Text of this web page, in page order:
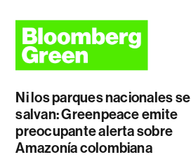
Ni los parques nacionales se
salvan: Greenpeace emite
preocupante alerta sobre
Amazonía colombiana